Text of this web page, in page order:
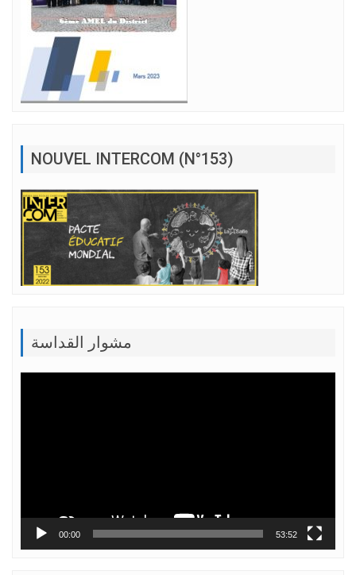
NOUVEL INTERCOM (N°153)
مشوار القداسة
00:00 53:52